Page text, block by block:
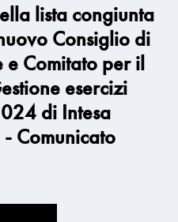
lista congiunta
Consiglio di
e Comitato per il
esercizi
di Intesa
Comunicato